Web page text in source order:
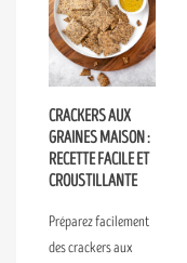
CRACKERS AUX
GRAINES MAISON :
RECETTE FACILE ET
CROUSTILLANTE
Préparez facilement
des crackers aux